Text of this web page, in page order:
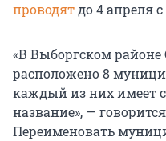
проводятдо 4 апреля
«В Выборгском районе
расположено 8
каждый из них имеет
название», —
Переименовать